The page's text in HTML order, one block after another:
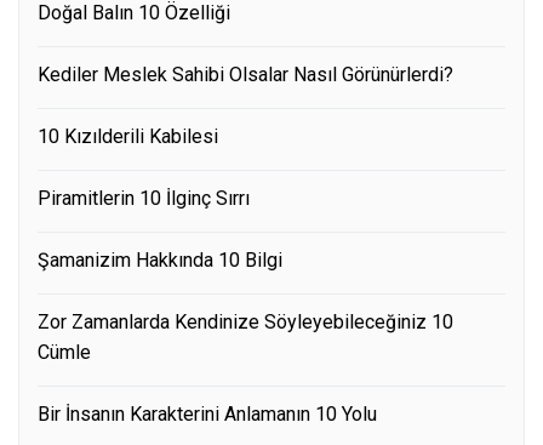
Doğal Balın 10 Özelliği
Kediler Meslek Sahibi Olsalar Nasıl Görünürlerdi?
10 Kızılderili Kabilesi
Piramitlerin 10 İlginç Sırrı
Şamanizim Hakkında 10 Bilgi
Zor Zamanlarda Kendinize Söyleyebileceğiniz 10
Cümle
Bir İnsanın Karakterini Anlamanın 10 Yolu